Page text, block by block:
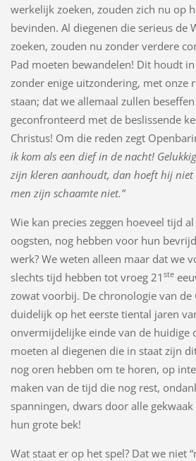
werkelijk zoeken, zouden zich nu op
bevinden. Al diegenen die serieus de
zoeken, zouden nu zonder verdere
Pad moeten bewandelen! Dit houdt
zonder enige uitzondering, met onze
staan; dat we allemaal zullen
geconfronteerd met de beslissende
Christus! Om die reden zegt
ik kom als een dief in de nacht!
zijn kleren aanhoudt, dan hoeft hij niet
men zijn schaamte niet.”
Wie kan precies zeggen hoeveel tijd
oogsten, nog hebben voor hun
werk? We weten alleen maar dat we
slechts tijd hebben tot vroeg 21 ste
zowat voorbij. De chronologie van
duidelijk op het eerste tiental jaren
onvermijdelijke einde van de huidige
moeten al diegenen die in staat zijn
nog oren hebben om te horen, op
maken van de tijd die nog rest,
spanningen, dwars door alle
hun grote bek!
Wat staat er op het spel? Dat we niet